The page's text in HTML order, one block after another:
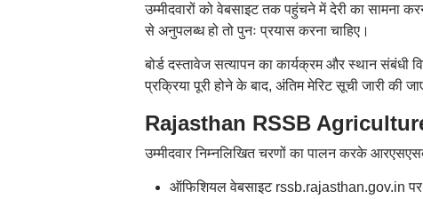
उम्मीदवारों को वेबसाइट तक पहुंचने में देरी का सामना
से अनुपलब्ध हो तो पुनः प्रयास करना चाहिए।
बोर्ड दस्तावेज सत्यापन का कार्यक्रम और स्थान संबंधी
प्रक्रिया पूरी होने के बाद, अंतिम मेरिट सूची जारी
Rajasthan RSSB
उम्मीदवार निम्नलिखित चरणों का पालन करके
ऑफिशियल वेबसाइट rssb.rajasthan.gov.in पर